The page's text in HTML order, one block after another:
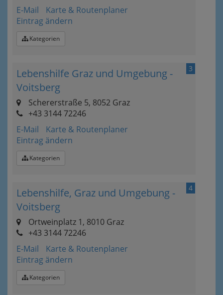
E-Mail
Karte & Routenplaner
Eintrag ändern
Kategorien
3
Lebenshilfe Graz und Umgebung -
Voitsberg
Schererstraße 5, 8052 Graz
+43 3144 72246
E-Mail
Karte & Routenplaner
Eintrag ändern
Kategorien
4
Lebenshilfe, Graz und Umgebung -
Voitsberg
Ortweinplatz 1, 8010 Graz
+43 3144 72246
E-Mail
Karte & Routenplaner
Eintrag ändern
Kategorien